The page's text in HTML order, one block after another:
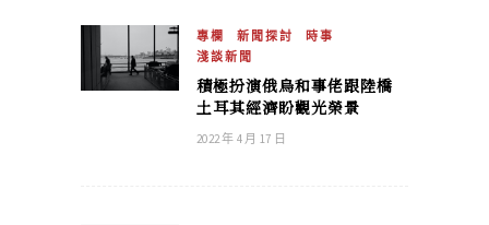
專欄 新聞探討
時事
淺談新聞
積極扮演俄烏和事佬跟陸橋
土耳其經濟盼觀光榮景
2022 年 4 月 17 日